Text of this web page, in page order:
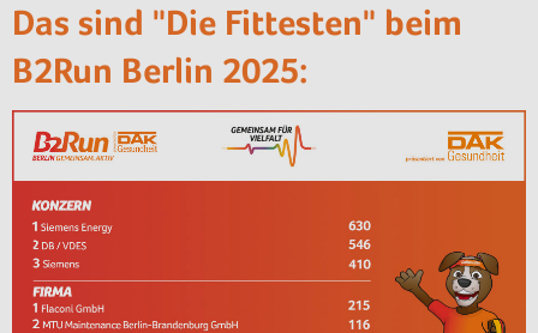
Das sind "Die Fittesten" beim
B2Run Berlin 2025: